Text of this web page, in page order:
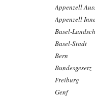
Appenzell
Appenzell
Basel-
Basel-Stadt
Bern
Bundesgesetz
Freiburg
Genf